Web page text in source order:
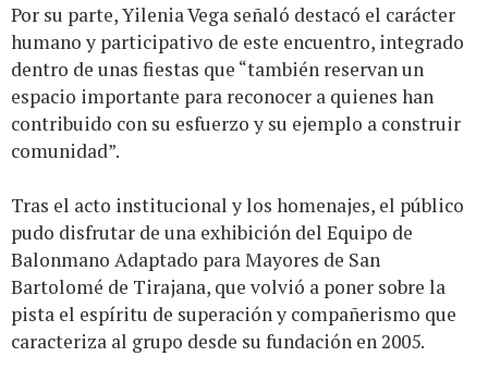
Por su parte, Yilenia Vega señaló destacó el carácter
humano y participativo de este encuentro, integrado
dentro de unas fiestas que “también reservan un
espacio importante para reconocer a quienes han
contribuido con su esfuerzo y su ejemplo a construir
comunidad”.
Tras el acto institucional y los homenajes, el público
pudo disfrutar de una exhibición del Equipo de
Balonmano Adaptado para Mayores de San
Bartolomé de Tirajana, que volvió a poner sobre la
pista el espíritu de superación y compañerismo que
caracteriza al grupo desde su fundación en 2005.